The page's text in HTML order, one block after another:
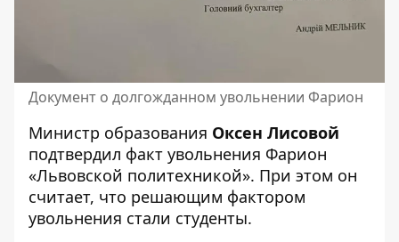
Документ о долгожданном увольнении Фарион
Министр образования Оксен Лисовой
подтвердил факт увольнения Фарион
«Львовской политехникой». При этом он
считает, что решающим фактором
увольнения стали студенты.